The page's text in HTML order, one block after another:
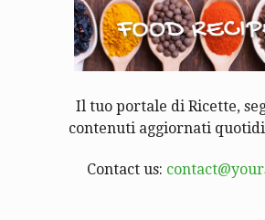
Il tuo portale di Ricette,
contenuti aggiornati
Contact us: